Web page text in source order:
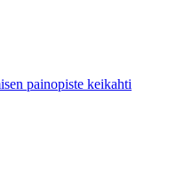
painopiste keikahti